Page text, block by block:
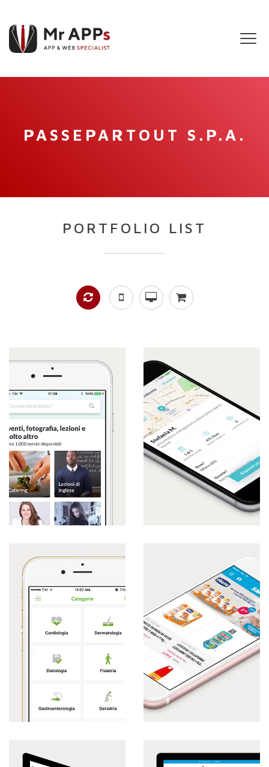
PASSEPARTOUT S.P.A.
PORTFOLIO LIST